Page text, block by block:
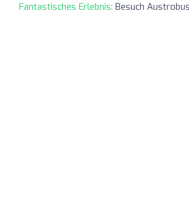
Fantastisches Erlebnis: Besuch Austrobus